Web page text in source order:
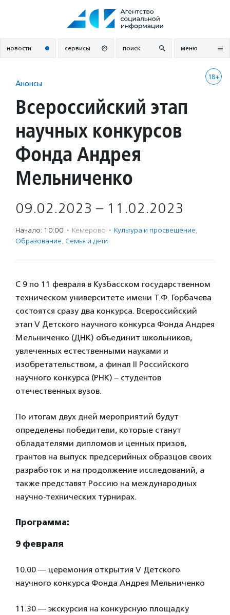
новости сервисы поиск меню
18+
Анонсы
Всероссийский этап
научных конкурсов
Фонда Андрея
Мельниченко
09.02.2023 – 11.02.2023
Начало: 10:00 · Кемерово · Культура и просвещение,
Образование, Семья и дети
С 9 по 11 февраля в Кузбасском государственном
техническом университете имени Т.Ф. Горбачева
состоятся сразу два конкурса. Всероссийский
этап V Детского научного конкурса Фонда Андрея
Мельниченко (ДНК) объединит школьников,
увлеченных естественными науками и
изобретательством, а финал II Российского
научного конкурса (РНК) – студентов
отечественных вузов.
По итогам двух дней мероприятий будут
определены победители, которые станут
обладателями дипломов и ценных призов,
грантов на выпуск предсерийных образцов своих
разработок и на продолжение исследований, а
также представят Россию на международных
научно-технических турнирах.
Программа:
9 февраля
10.00 — церемония открытия V Детского
научного конкурса Фонда Андрея Мельниченко
11.30 — экскурсия на конкурсную площадку